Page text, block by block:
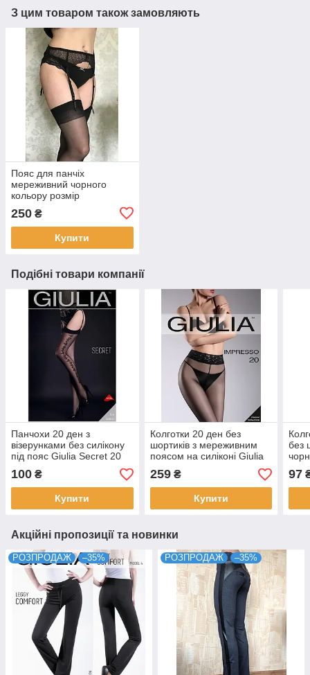
З цим товаром також замовляють
Пояс для панчіх
мереживний чорного
кольору розмір
250 ₴
Купити
Подібні товари компанії
Панчохи 20 ден з
візерунками без силікону
під пояс Giulia Secret 20
чорного кольору розмір
1/2
100 ₴
Купити
Колготки 20 ден без
шортиків з мереживним
поясом на силіконі Giulia
Impresso 20 чорного та
бежевого кольорів розміри
2 3 4
259₴
Купити
без
2 3
97
Акційні пропозиції та новинки
РОЗПРОДАЖ –35% РОЗПРОДАЖ –35%